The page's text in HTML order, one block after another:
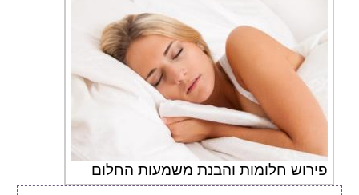
פירוש חלומות והבנת משמעות החלום